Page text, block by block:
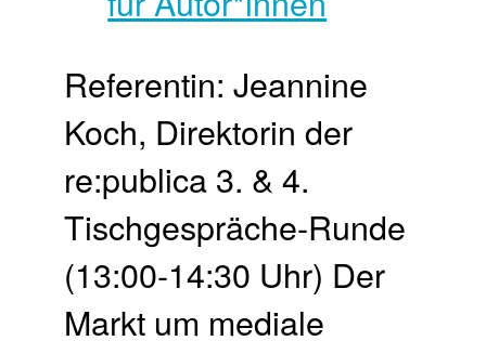
Referentin: Jeannine
Koch, Direktorin der
re:publica 3. & 4.
Tischgespräche-Runde
(13:00-14:30 Uhr) Der
Markt um mediale